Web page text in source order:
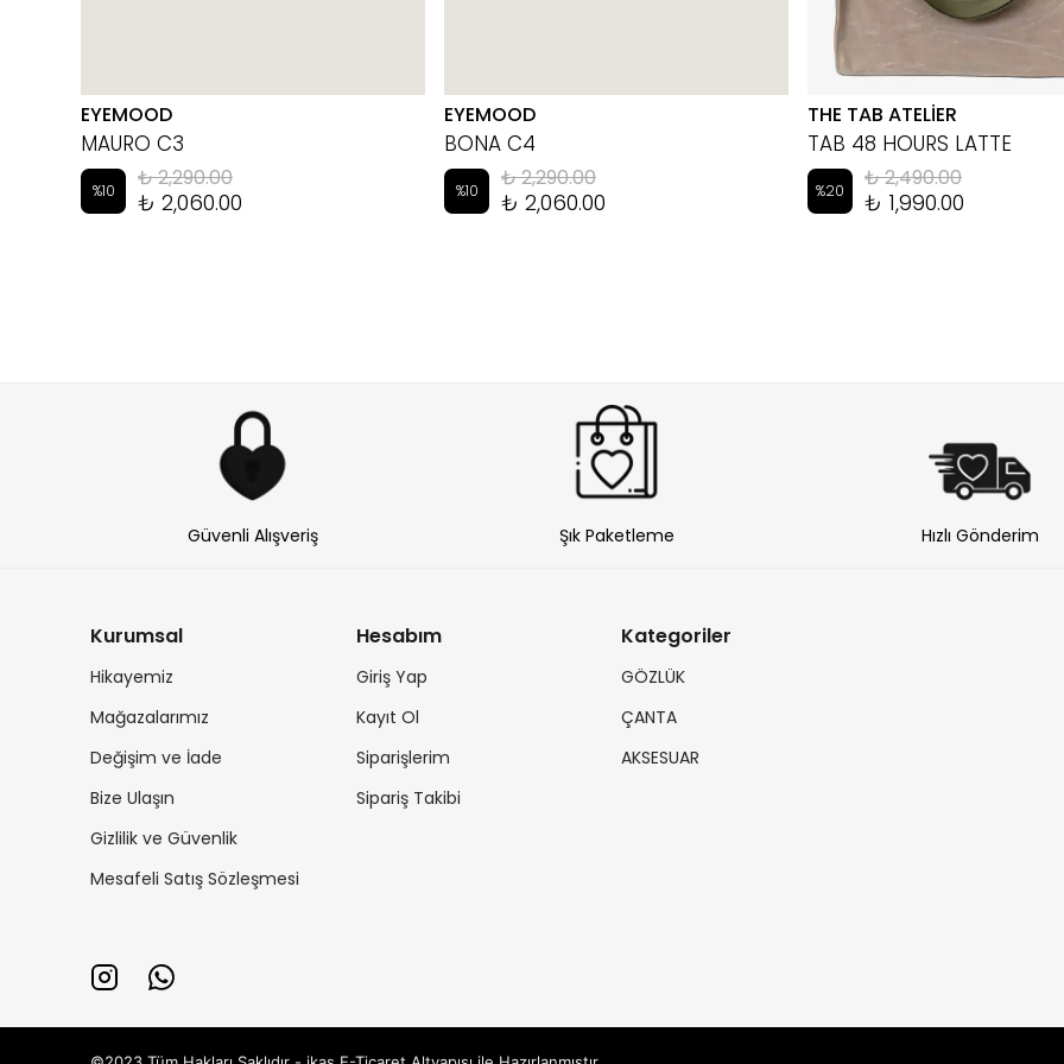
EYEMOOD
MAURO C3
%10 ₺ 2,290.00
₺ 2,060.00
EYEMOOD
BONA C4
%10 ₺ 2,290.00
₺ 2,060.00
THE TAB ATELİER
TAB 48 HOURS LATTE
%20 ₺ 2,490.00
₺ 1,990.00
Güvenli Alışveriş Şık Paketleme Hızlı Gönderim
Kurumsal
Hikayemiz
Mağazalarımız
Değişim ve İade
Bize Ulaşın
Gizlilik ve Güvenlik
Mesafeli Satış Sözleşmesi
Hesabım
Giriş Yap
Kayıt Ol
Siparişlerim
Sipariş Takibi
Kategoriler
GÖZLÜK
ÇANTA
AKSESUAR